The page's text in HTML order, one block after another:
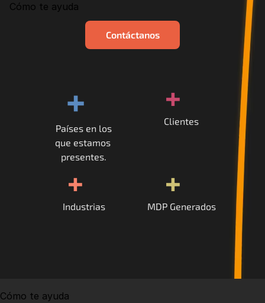
Contáctanos
Cómo te ayuda
Contáctanos
+
Países en los
que estamos
presentes.
+
Clientes
+
Industrias
+
MDP Generados
Cómo te ayuda